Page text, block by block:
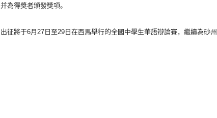
并為得獎者頒發獎項。
出征將于6月27日至29日在西馬舉行的全國中學生華語辯論賽， 繼續為砂